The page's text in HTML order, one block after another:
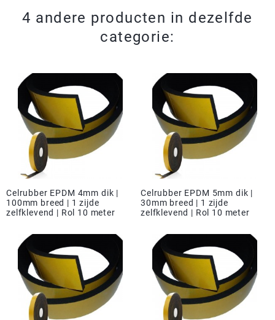
4 andere producten in dezelfde
categorie:
Celrubber EPDM 4mm dik |
100mm breed | 1 zijde
zelfklevend | Rol 10 meter
Celrubber EPDM 5mm dik |
30mm breed | 1 zijde
zelfklevend | Rol 10 meter